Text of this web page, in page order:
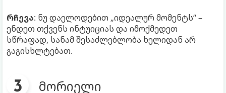
რჩევა: ნუ დაელოდებით „იდეალურ მომენტს“ –
ენდეთ თქვენს ინტუიციას და იმოქმედეთ
სწრაფად, სანამ შესაძლებლობა ხელიდან არ
გაგისხლტებათ.
მორიელი